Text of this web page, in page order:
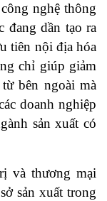
nghệ thông
đang dần tạo ra
tiên nội địa hóa
chỉ giúp giảm
bên ngoài mà
doanh nghiệp
sản xuất có
và thương mại
sản xuất trong